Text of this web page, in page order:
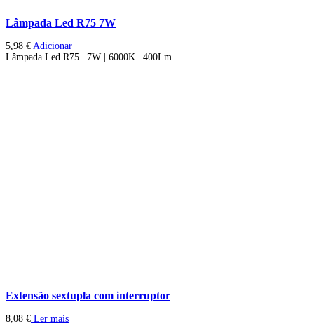
Lâmpada Led R75 7W
5,98 € Adicionar
Lâmpada Led R75 | 7W | 6000K | 400Lm
Extensão sextupla com interruptor
8,08 € Ler mais